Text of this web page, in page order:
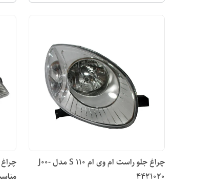
چراغ جلو راست ام وی ام 110 S مدل J00-
4421020